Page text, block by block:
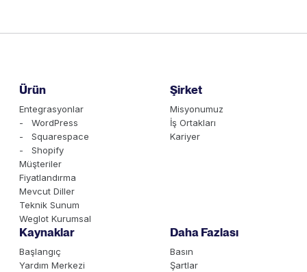
Ürün
Entegrasyonlar
- WordPress
- Squarespace
- Shopify
Müşteriler
Fiyatlandırma
Mevcut Diller
Teknik Sunum
Weglot Kurumsal
Şirket
Misyonumuz
İş Ortakları
Kariyer
Kaynaklar
Başlangıç
Yardım Merkezi
Daha Fazlası
Basın
Şartlar